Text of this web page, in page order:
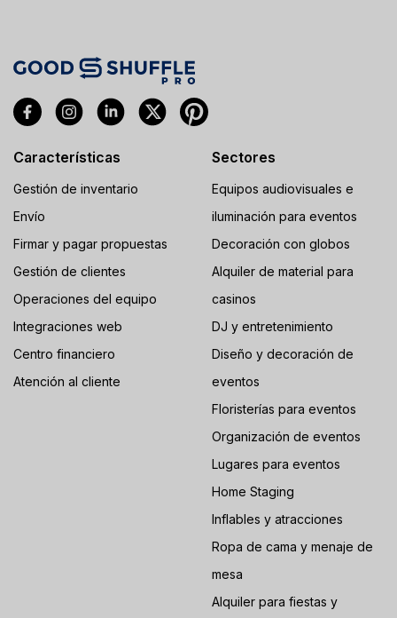
Características
Gestión de inventario
Envío
Firmar y pagar propuestas
Gestión de clientes
Operaciones del equipo
Integraciones web
Centro financiero
Atención al cliente
Sectores
Equipos audiovisuales e
iluminación para eventos
Decoración con globos
Alquiler de material para
casinos
DJ y entretenimiento
Diseño y decoración de
eventos
Floristerías para eventos
Organización de eventos
Lugares para eventos
Home Staging
Inflables y atracciones
Ropa de cama y menaje de
mesa
Alquiler para fiestas y